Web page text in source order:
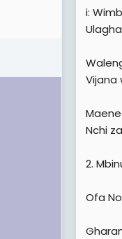
r
i:
Vijana
Nchi
2.
Ofa